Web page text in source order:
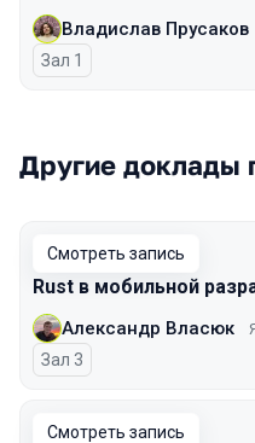
Владислав Прусаков
Зал 1
Другие доклады
Смотреть запись
Rust в мобильной
Александр Власюк
Зал 3
Смотреть запись